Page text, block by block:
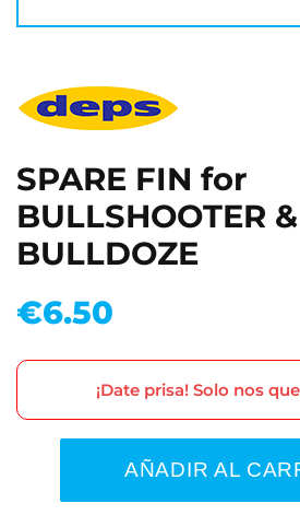
SPARE FIN for
BULLSHOOTER &
BULLDOZE
€6.50
¡Date prisa! Solo nos
AÑADIR AL